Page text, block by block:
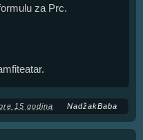
za Prc.
15 godina NadžakBaba